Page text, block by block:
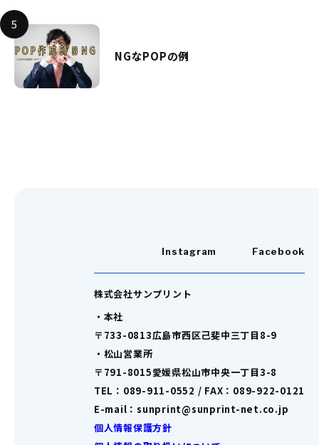
NGなPOPの例
Instagram Facebook
株式会社サンプリント
・本社
〒733-0813広島市西区己斐中三丁目8-9
・松山営業所
〒791-8015愛媛県松山市中央一丁目3-8
TEL：089-911-0552 / FAX：089-922-0121
E-mail：sunprint@sunprint-net.co.jp
個人情報保護方針